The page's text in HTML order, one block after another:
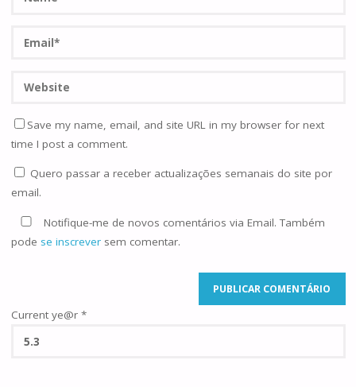
Save my name, email, and site URL in my browser for next
time I post a comment.
Quero passar a receber actualizações semanais do site por
email.
Notifique-me de novos comentários via Email. Também
pode se inscreversem comentar.
Current ye@r *